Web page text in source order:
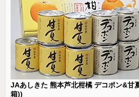
JAあしきた 熊本芦北柑橘 デコポン&甘
箱))